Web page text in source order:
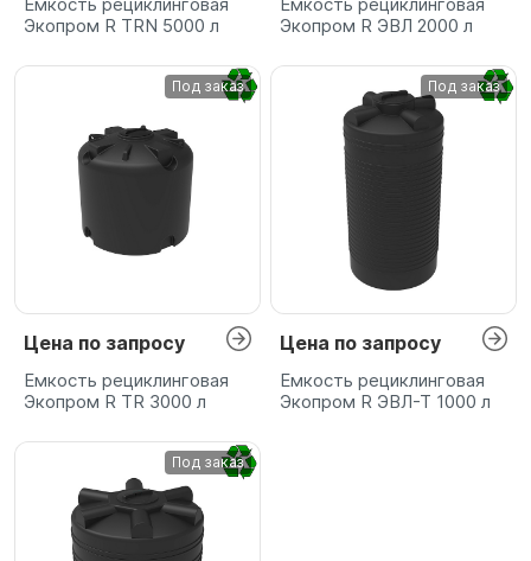
Экопром R TRN 5000 л
Экопром R ЭВЛ 2000 л
Под заказ
Цена по запросу
Емкость рециклинговая
Экопром R TR 3000 л
Под заказ
Цена по запросу
Емкость рециклинговая
Экопром R ЭВЛ-Т 1000 л
Под заказ